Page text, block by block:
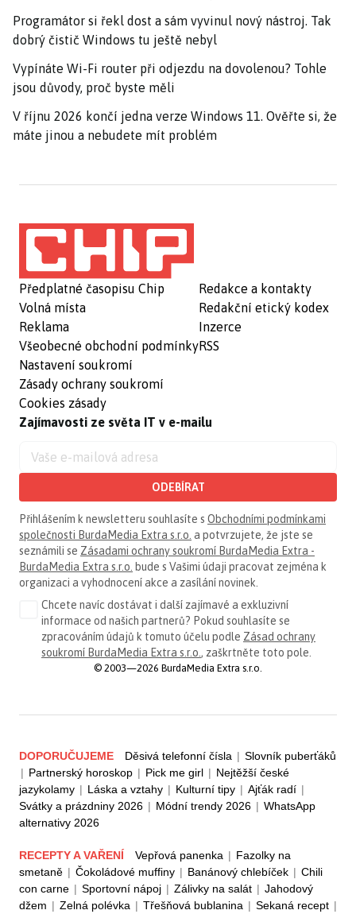
Programátor si řekl dost a sám vyvinul nový nástroj. Tak
dobrý čistič Windows tu ještě nebyl
Vypínáte Wi-Fi router při odjezdu na dovolenou? Tohle
jsou důvody, proč byste měli
V říjnu 2026 končí jedna verze Windows 11. Ověřte si, že
máte jinou a nebudete mít problém
Předplatné časopisu Chip
Volná místa
Reklama
Všeobecné obchodní podmínky
Nastavení soukromí
Zásady ochrany soukromí
Cookies zásady
Redakce a kontakty
Redakční etický kodex
Inzerce
RSS
Zajímavosti ze světa IT v e-mailu
ODEBÍRAT
Přihlášením k newsletteru souhlasíte s Obchodními podmínkami
společnosti BurdaMedia Extra s.r.o. a potvrzujete, že jste se
seznámili se Zásadami ochrany soukromí BurdaMedia Extra -
BurdaMedia Extra s.r.o. bude s Vašimi údaji pracovat zejména k
organizaci a vyhodnocení akce a zasílání novinek.
Chcete navíc dostávat i další zajímavé a exkluzivní
informace od našich partnerů? Pokud souhlasíte se
zpracováním údajů k tomuto účelu podle Zásad ochrany
soukromí BurdaMedia Extra s.r.o. , zaškrtněte toto pole.
© 2003—2026 BurdaMedia Extra s.r.o.
DOPORUČUJEME Děsivá telefonní čísla | Slovník puberťáků
| Partnerský horoskop | Pick me girl | Nejtěžší české
jazykolamy | Láska a vztahy | Kulturní tipy | Ajťák radí |
Svátky a prázdniny 2026 | Módní trendy 2026 | WhatsApp
alternativy 2026
RECEPTY A VAŘENÍ Vepřová panenka | Fazolky na
smetaně | Čokoládové muffiny | Banánový chlebíček | Chili
con carne | Sportovní nápoj | Zálivky na salát | Jahodový
džem | Zelná polévka | Třešňová bublanina | Sekaná recept |